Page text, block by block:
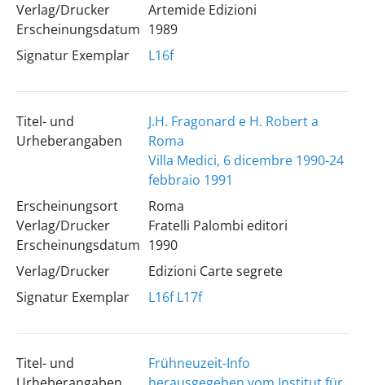
Verlag/Drucker
Erscheinungsdatum
Artemide Edizioni
1989
Signatur Exemplar
L16f
Titel- und
Urheberangaben
J.H. Fragonard e H. Robert a
Roma
Villa Medici, 6 dicembre 1990-24
febbraio 1991
Erscheinungsort
Verlag/Drucker
Erscheinungsdatum
Roma
Fratelli Palombi editori
1990
Verlag/Drucker
Edizioni Carte segrete
Signatur Exemplar
L16f L17f
Titel- und
Frühneuzeit-Info